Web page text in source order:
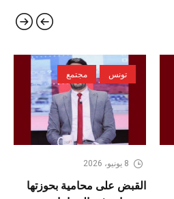
تونس مجتمع
8 يونيو، 2026
القبض على محامية بحوزتها